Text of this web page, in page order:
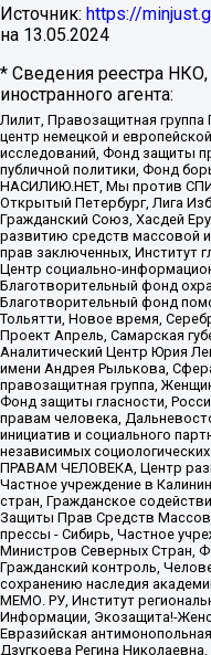
Источник: https://
на 13.05.2024
* Сведения реестра
иностранного агента:
Лилит, Правозащитная
центр немецкой и
исследований, Фонд защиты
публичной политики, Фонд
НАСИЛИЮ.НЕТ, Мы против
Открытый Петербург, Лига
Гражданский Союз, Хасдей
развитию средств массовой
прав заключенных, Институт
Центр социально-
Благотворительный фонд
Благотворительный фонд
Тольятти, Новое время,
Проект Апрель, Самарская
Аналитический Центр Юрия
имени Андрея Рылькова,
правозащитная группа,
Фонд защиты гласности,
правам человека,
инициатив и социального
независимых
ПРАВАМ ЧЕЛОВЕКА, Центр
Частное учреждение в
стран, Гражданское
Защиты Прав Средств
прессы - Сибирь, Частное
Министров Северных Стран,
Гражданский контроль,
сохранению наследия
МЕМО. РУ, Институт
Информации, Экозащита!-
Евразийская
Дзугкоева Регина